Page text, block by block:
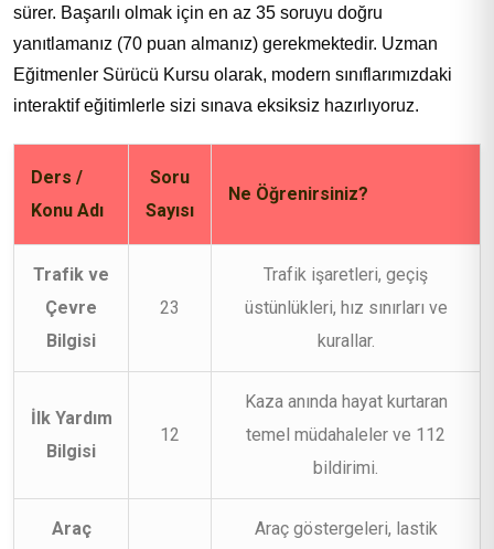
sürer. Başarılı olmak için en az 35 soruyu doğru
yanıtlamanız (70 puan almanız) gerekmektedir. Uzman
Eğitmenler Sürücü Kursu olarak, modern sınıflarımızdaki
interaktif eğitimlerle sizi sınava eksiksiz hazırlıyoruz.
Ders /
Konu Adı
Soru
Sayısı
Ne Öğrenirsiniz?
Trafik ve
Çevre
Bilgisi
23
Trafik işaretleri, geçiş
üstünlükleri, hız sınırları ve
kurallar.
İlk Yardım
Bilgisi
12
Kaza anında hayat kurtaran
temel müdahaleler ve 112
bildirimi.
Araç
Araç göstergeleri, lastik